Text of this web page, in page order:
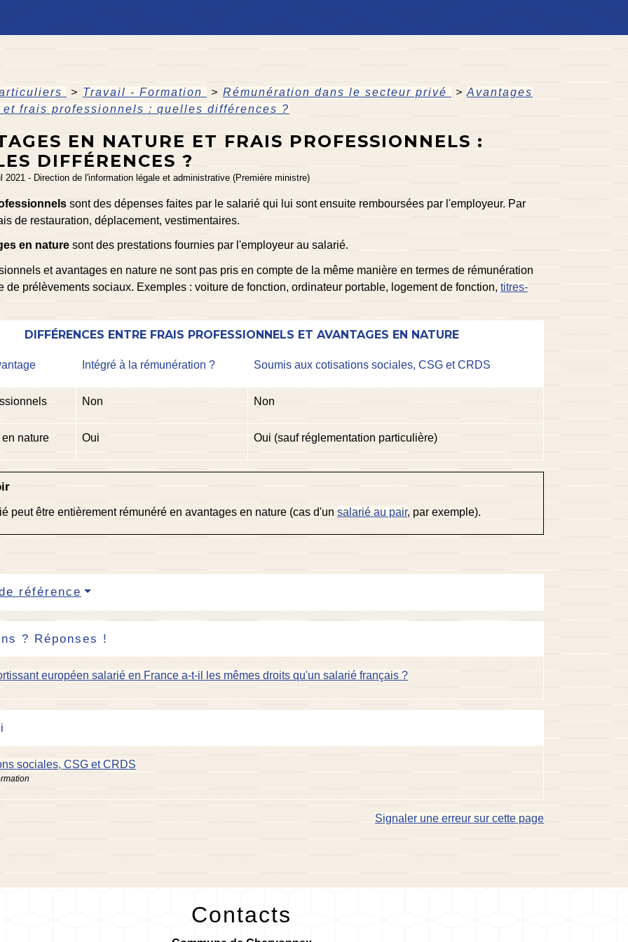
> Travail - Formation > Rémunération dans le secteur privé > Avantages
et frais professionnels : quelles différences ?
EN NATURE ET FRAIS PROFESSIONNELS :
DIFFÉRENCES ?
2021 - Direction de l'information légale et administrative (Première ministre)
sont des dépenses faites par le salarié qui lui sont ensuite remboursées par l'employeur. Par
de restauration, déplacement, vestimentaires.
en naturesont des prestations fournies par l'employeur au salarié.
et avantages en nature ne sont pas pris en compte de la même manière en termes de rémunération
de prélèvements sociaux. Exemples : voiture de fonction, ordinateur portable, logement de fonction, titres-
DIFFÉRENCES ENTRE FRAIS PROFESSIONNELS ET AVANTAGES EN NATURE
Intégré à la rémunération ? Soumis aux cotisations sociales, CSG et CRDS
Non Non
nature Oui Oui (sauf réglementation particulière)
peut être entièrement rémunéré en avantages en nature (cas d'un salarié au pair, par exemple).
référence
? Réponses !
européen salarié en France a-t-il les mêmes droits qu'un salarié français ?
sociales, CSG et CRDS
Signaler une erreur sur cette page
Contacts